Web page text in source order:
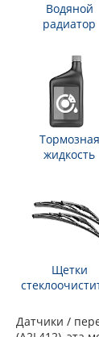
Водяной
радиатор
Тормозная
жидкость
Щетки
Датчики /